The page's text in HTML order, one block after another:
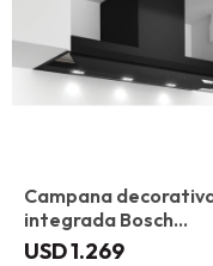
Campana
integrada Bosch
DBB97AM60 90 cm
USD1.269